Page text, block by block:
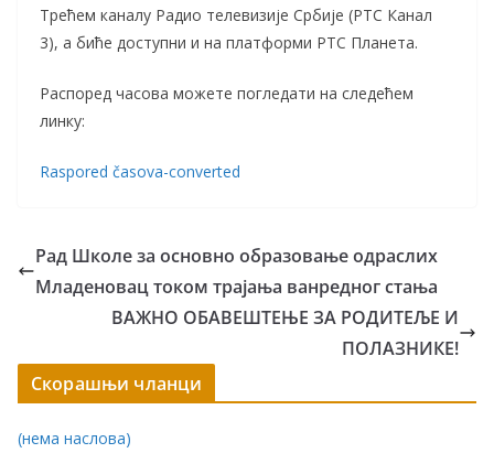
Трећем каналу Радио телевизије Србије (РТС Канал
3), а биће доступни и на платформи РТС Планета.
Распоред часова можете погледати на следећем
линку:
Raspored časova-converted
Рад Школе за основно образовање одраслих
Младеновац током трајања ванредног стања
ВАЖНО ОБАВЕШТЕЊЕ ЗА РОДИТЕЉЕ И
ПОЛАЗНИКЕ!
Скорашњи чланци
(нема наслова)